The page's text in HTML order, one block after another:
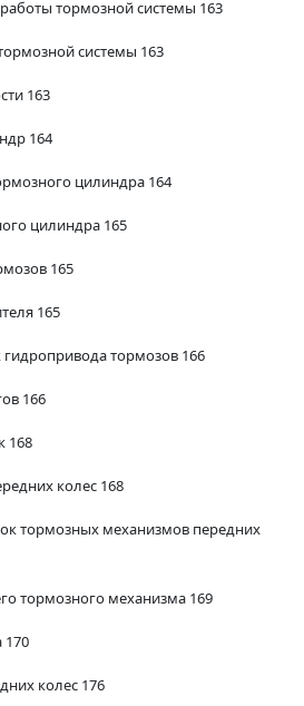
тормозной системы 163
системы 163
163
164
цилиндра 164
цилиндра 165
165
165
тормозов 166
166
168
колес 168
тормозных механизмов передних
тормозного механизма 169
170
колес 176